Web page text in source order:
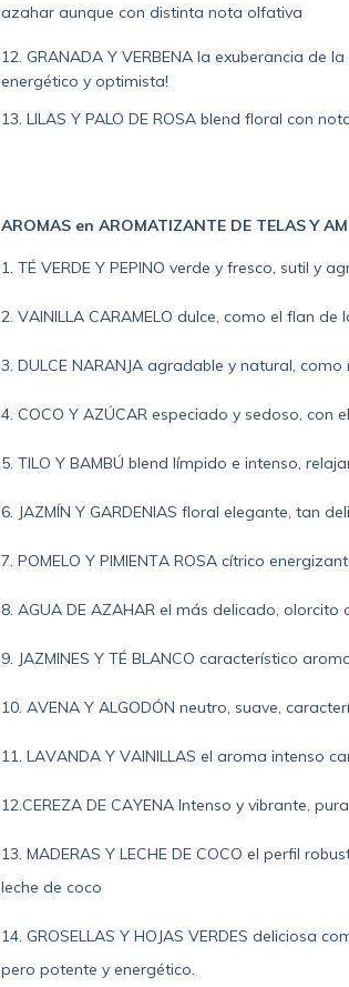
azahar aunque con distinta nota olfativa
12. GRANADA Y VERBENA la exuberancia
energético y optimista!
13. LILAS Y PALO DE ROSA blend floral con
AROMAS en AROMATIZANTE DE TELAS Y
1. TÉ VERDE Y PEPINO verde y fresco, sutil y
2. VAINILLA CARAMELO dulce, como el flan de
3. DULCE NARANJA agradable y natural,
4. COCO Y AZÚCAR especiado y sedoso, con
5. TILO Y BAMBÚ blend límpido e intenso,
6. JAZMÍN Y GARDENIAS floral elegante, tan
7. POMELO Y PIMIENTA ROSA cítrico
8. AGUA DE AZAHAR el más delicado,
9. JAZMINES Y TÉ BLANCO característico
10. AVENA Y ALGODÓN neutro, suave,
11. LAVANDA Y VAINILLAS el aroma intenso
12.CEREZA DE CAYENA Intenso y vibrante,
13. MADERAS Y LECHE DE COCO el perfil
leche de coco
14. GROSELLAS Y HOJAS VERDES deliciosa
pero potente y energético.